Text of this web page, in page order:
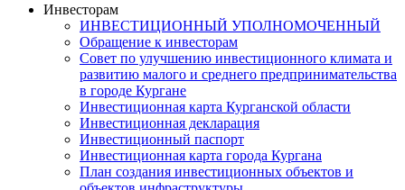
Инвесторам
ИНВЕСТИЦИОННЫЙ УПОЛНОМОЧЕННЫЙ
Обращение к инвесторам
Совет по улучшению инвестиционного климата и
развитию малого и среднего предпринимательства
в городе Кургане
Инвестиционная карта Курганской области
Инвестиционная декларация
Инвестиционный паспорт
Инвестиционная карта города Кургана
План создания инвестиционных объектов и